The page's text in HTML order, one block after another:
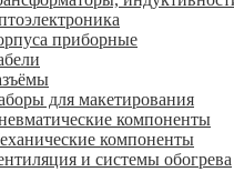
приборные
для макетирования
компоненты
компоненты
и системы обогрева